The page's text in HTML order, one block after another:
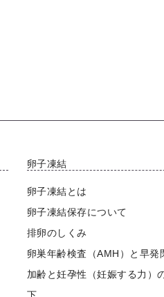
卵子凍結
卵子凍結とは
卵子凍結保存について
排卵のしくみ
卵巣年齢検査（AMH）と早発
加齢と妊孕性（妊娠する力）